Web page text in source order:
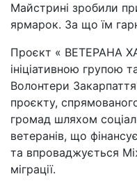
Майстрині зробили
ярмарок. За що їм
Проєкт « ВЕТЕРАНА
ініціативною групою
Волонтери
проєкту,
громад шляхом
ветеранів, що
та впроваджується
міграції.